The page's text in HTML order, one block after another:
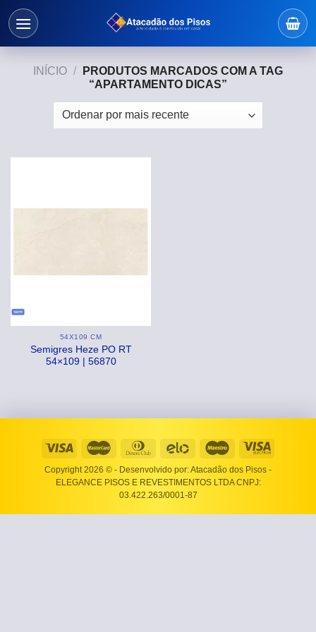
Skip
INÍCIO /
PRODUTOS MARCADOS COM A TAG
“APARTAMENTO DICAS”
54X109 CM
Semigres Heze PO RT
54×109 | 56870
Copyright 2026 © - Desenvolvido por: Atacadão dos Pisos -
ELEGANCE PISOS E REVESTIMENTOS LTDA CNPJ:
03.422.263/0001-87